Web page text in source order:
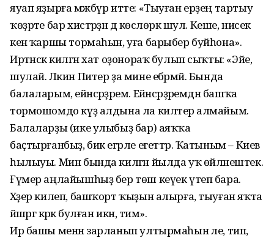
яуап яҙырға мәжбүр итте: «Тыуған ерҙең тартыу
ҡөҙрәте бар хистәрҙән дә көслөрәк шул. Кеше, нисек
кенә ҡаршы тормаһын, уға барыбер буйһона».
Иртәнсәк килгән хат оҙонораҡ булып сыҡты: «Эйе,
шулай. Ләкин Питер ҙа мине ебәрмәй. Бында
балаларым, ейәнсәрҙәрем. Ейәнсәрҙә­ремдән башҡа
тормошомдо күҙ алдына ла килтерә алмайым.
Балаларҙы (ике улыбыҙ бар) аяҡҡа
баҫтырғанбыҙ, бик егәрле егеттәр. Ҡатыным – Киев
һылыуы. Мин бында килгән йылда уҡ өйләнештек.
Ғүмер аңлайышһыҙ бер төш кеүек үтеп бара.
Хәҙер килеп, башҡорт ҡыҙын алырға, тыуған яҡта
йәшәргә кәрәк булған икән, тим».
Ир башы менән зарланып ултыр­маһын әле, тип,